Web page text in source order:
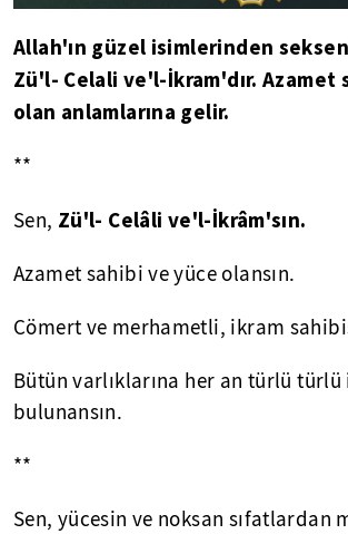
Allah'ın güzel isimlerinden
Zü'l- Celali ve'l-İkram'dır. Azamet
olan anlamlarına gelir.
**
Sen, Zü'l- Celâli ve'l-İkrâm'sın.
Azamet sahibi ve yüce olansın.
Cömert ve merhametli, ikram
Bütün varlıklarına her an türlü
bulunansın.
**
Sen, yücesin ve noksan sıfatlardan